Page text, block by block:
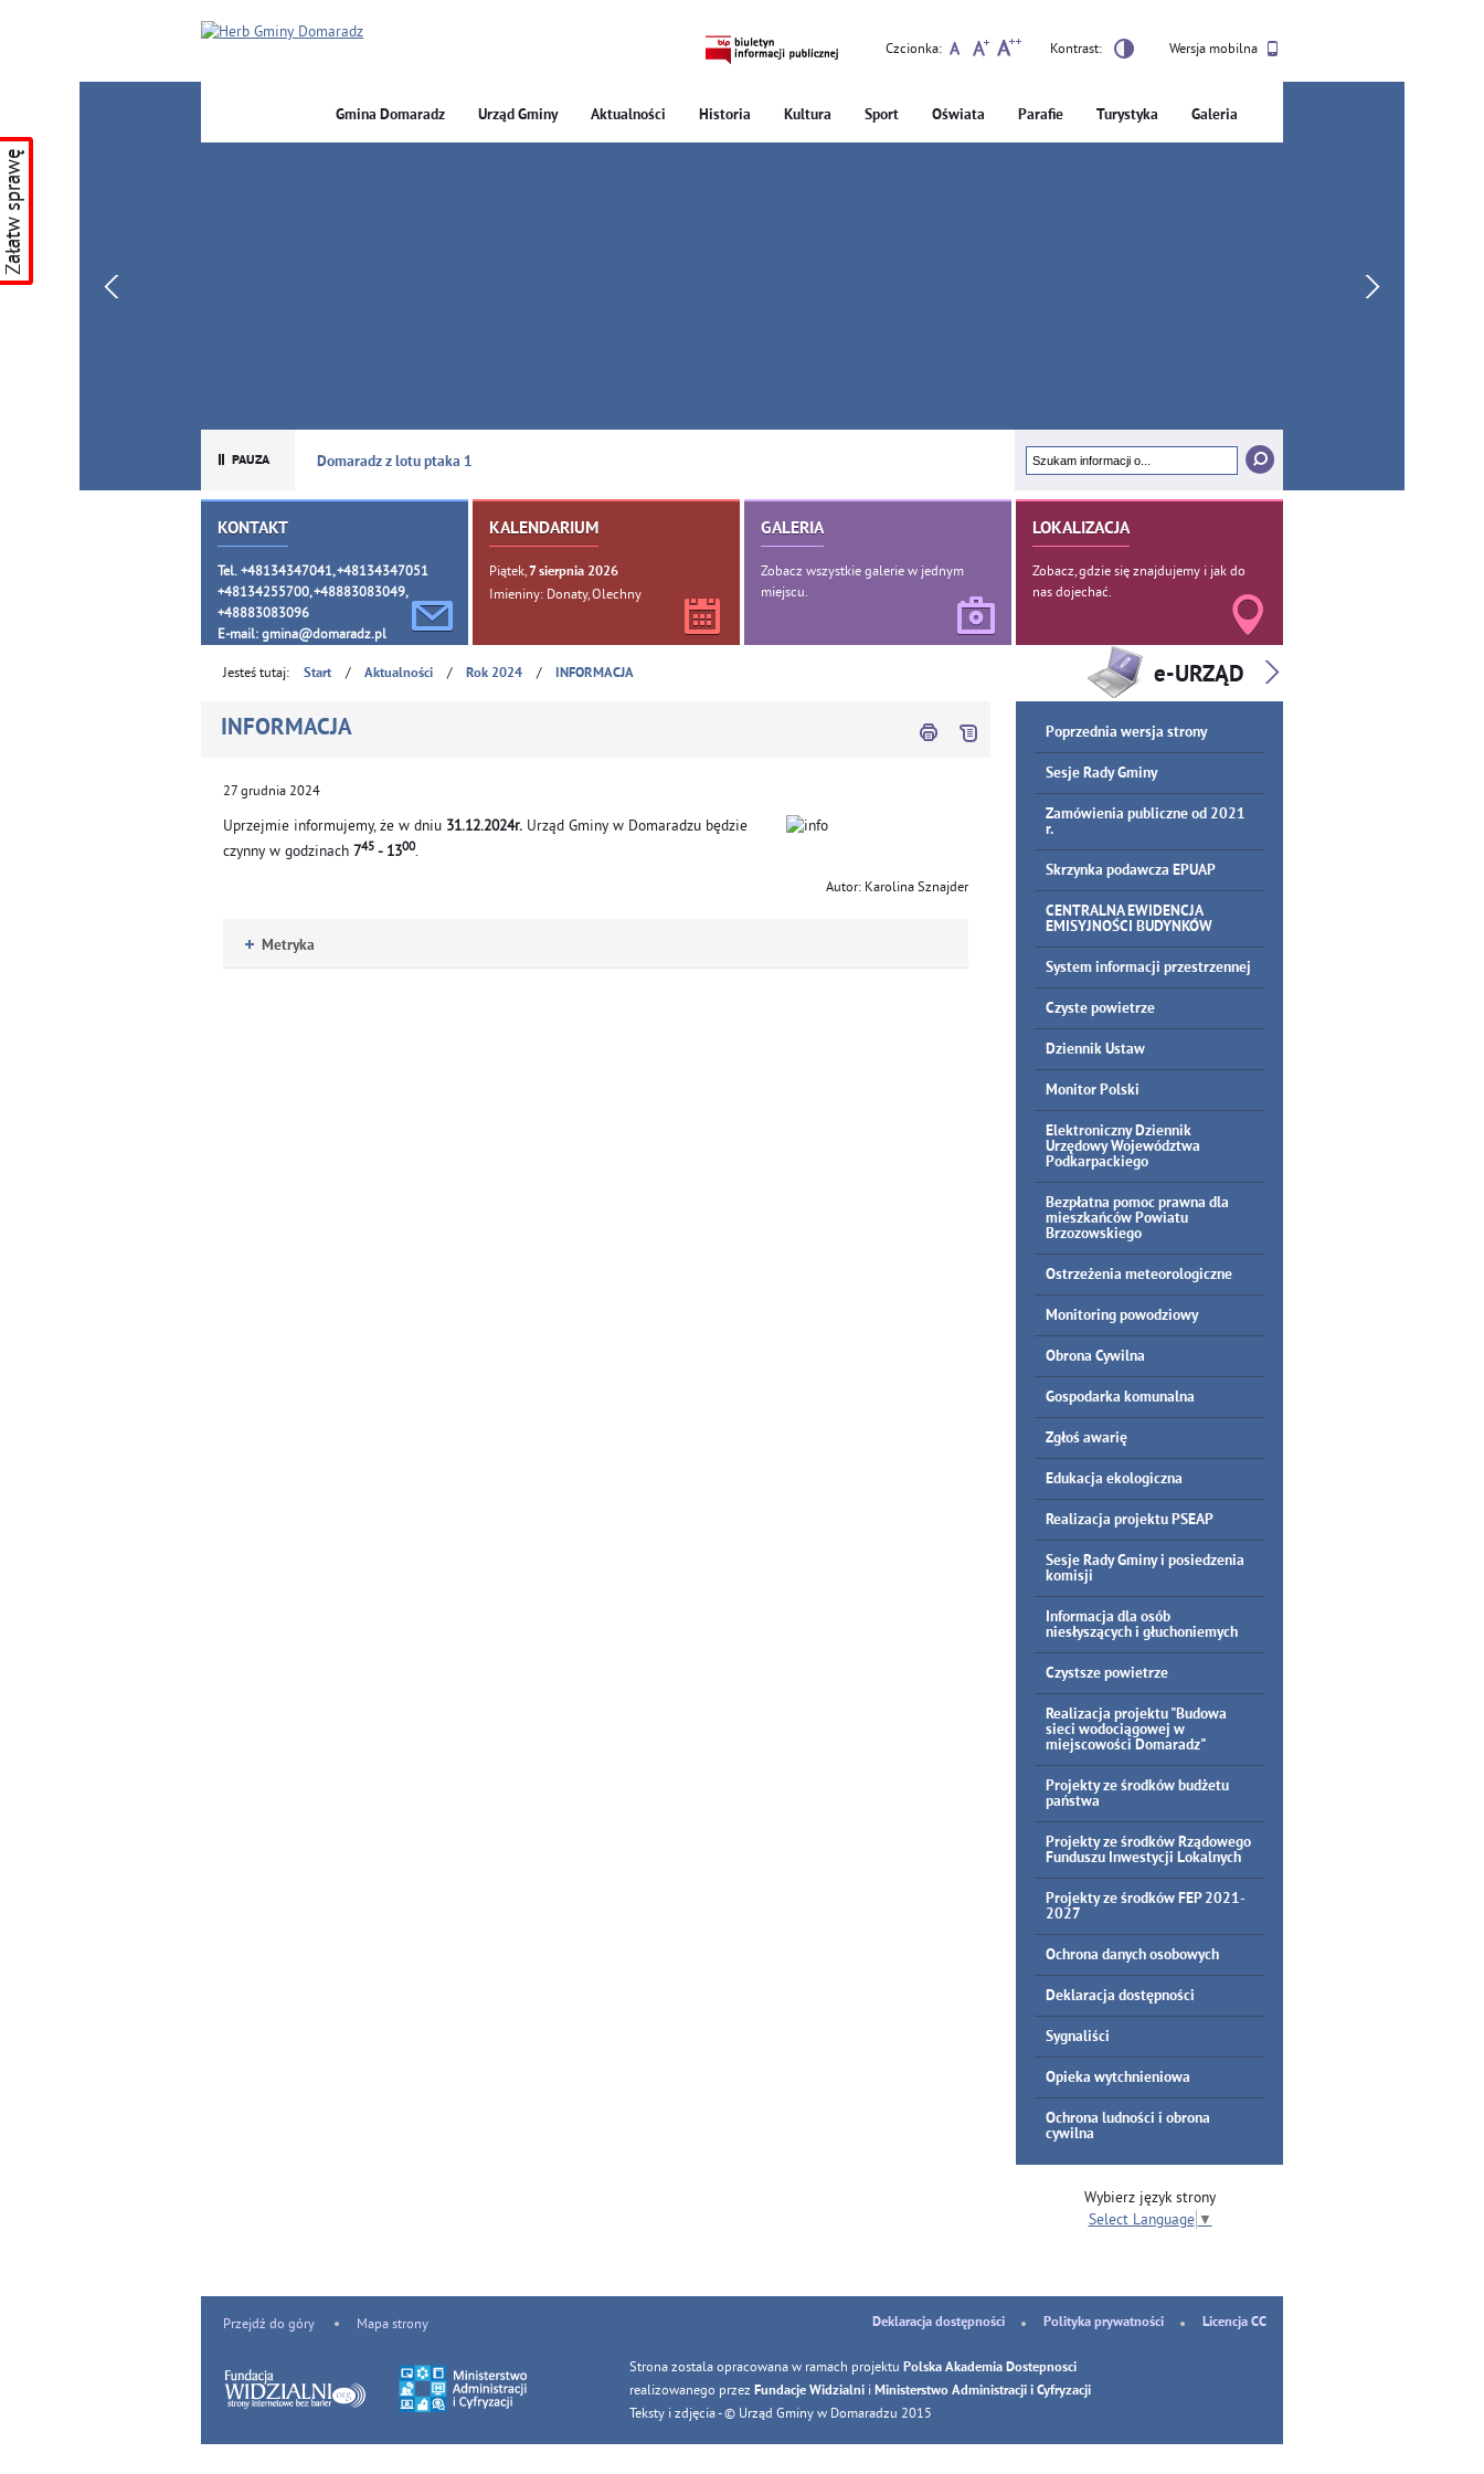
Wersja mobilna
Czcionka: Kontrast:
Gmina Domaradz Urząd Gminy Aktualności Historia Kultura Sport Oświata Parafie Turystyka Galeria
Domaradz z lotu ptaka 1
KONTAKT
Tel. +48134347041, +48134347051
+48134255700, +48883083049,
+48883083096
E-mail: gmina@domaradz.pl
KALENDARIUM
Piątek, 7sierpnia 2026
Imieniny: Donaty, Olechny
GALERIA
Zobacz wszystkie galerie w jednym
miejscu.
LOKALIZACJA
Zobacz, gdzie się znajdujemy i jak do
nas dojechać.
Załatw sprawę
Jesteś tutaj: Start / Aktualności / Rok 2024 / INFORMACJA
INFORMACJA
27 grudnia 2024
Uprzejmie informujemy, że w dniu 31.12.2024r. Urząd Gminy w Domaradzu będzie
czynny w godzinach 745 - 1300.
Autor: Karolina Sznajder
Metryka
Poprzednia wersja strony
Sesje Rady Gminy
Zamówienia publiczne od 2021
r.
Skrzynka podawcza EPUAP
CENTRALNA EWIDENCJA
EMISYJNOŚCI BUDYNKÓW
System informacji przestrzennej
Czyste powietrze
Dziennik Ustaw
Monitor Polski
Elektroniczny Dziennik
Urzędowy Województwa
Podkarpackiego
Bezpłatna pomoc prawna dla
mieszkańców Powiatu
Brzozowskiego
Ostrzeżenia meteorologiczne
Monitoring powodziowy
Obrona Cywilna
Gospodarka komunalna
Zgłoś awarię
Edukacja ekologiczna
Realizacja projektu PSEAP
Sesje Rady Gminy i posiedzenia
komisji
Informacja dla osób
niesłyszących i głuchoniemych
Czystsze powietrze
Realizacja projektu "Budowa
sieci wodociągowej w
miejscowości Domaradz"
Projekty ze środków budżetu
państwa
Projekty ze środków Rządowego
Funduszu Inwestycji Lokalnych
Projekty ze środków FEP 2021-
2027
Ochrona danych osobowych
Deklaracja dostępności
Sygnaliści
Opieka wytchnieniowa
Ochrona ludności i obrona
cywilna
Wybierz język strony
Select Language ▼
Przejdź do góry Mapa strony Deklaracja dostępności Polityka prywatności Licencja CC
Strona zostala opracowana w ramach projektu Polska Akademia Dostepnosci
realizowanego przez Fundacje Widzialni i Ministerstwo Administracji i Cyfryzacji
Teksty i zdjęcia - © Urząd Gminy w Domaradzu 2015